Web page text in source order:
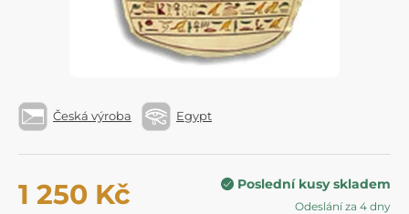
Česká výroba Egypt
1 250 Kč Poslední kusy skladem
Odeslání za 4 dny